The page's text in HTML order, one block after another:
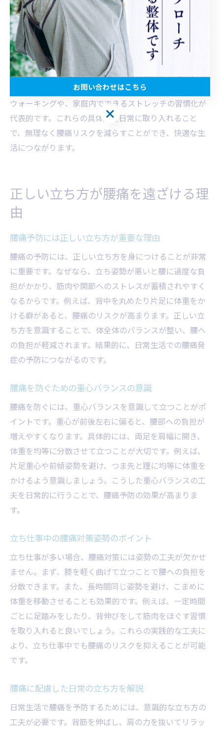
松田町発の腰痛予防アイデアを紹介
松田町独自の腰痛予防アイデアとして、地域生活に合っ
たセルフケア方法が提案されています。なぜなら、地域
の特性や住民の生活リズムに合わせた工夫が、継続的な
予防に役立つからです。例えば、散歩コースを活用した
ウォーキングや、家庭内でできるストレッチの習慣化が
代表的です。これらの具体策を日常に取り入れること
で、無理なく腰痛リスクを減らすことができ、快適な生
活につながります。
正しい立ち方が腰痛を遠ざける理
由
腰痛予防には正しい立ち方が重要な理由
腰痛の予防には、正しい立ち方を身につけることが非常
に重要です。なぜなら、立ち姿勢が悪いと腰に過度な負
担がかかり、筋肉や関節へのストレスが蓄積されやすく
なるからです。例えば、背中を丸めたり片足に体重をか
ける癖があると、腰痛のリスクが高まります。正しい立
ち方を意識することで、体全体のバランスが整い、腰へ
の負担が軽減されます。結果的に、日常生活での腰痛発
症の予防につながるのです。
腰痛を防ぐための重心バランスの意識
腰痛を防ぐには、重心バランスを意識して立つことがポ
イントです。重心が前後左右に偏ると、腰部への負担が
増えやすくなります。具体的には、両足を肩幅に開き、
体重を均等に分散させて立つことが大切です。例えば、
片足重心や前傾姿勢を避け、つま先と踵に均等に体重を
かけるよう意識しましょう。こうした重心バランスの工
夫を日常的に行うことで、腰痛予防の効果が高まりま
す。
立ち仕事中の腰痛対策姿勢のポイント
立ち仕事が多い場合、腰痛対策には姿勢の工夫が欠かせ
ません。まず、膝を軽く曲げて立つことで腰への負担を
分散できます。また、長時間同じ姿勢を避け、こまめに
体重を移動させることも効果的です。例えば、一定時間
ごとに足踏みをしたり、背伸びをして筋肉をほぐす習慣
を取り入れると良いでしょう。これらの実践的な工夫に
より、立ち仕事中でも腰痛のリスクを抑えることが可能
です。
腰痛に配慮した日常の立ち方を解説
日常生活で腰痛を予防するためには、意識的な立ち方の
工夫が必要です。背筋を伸ばし、肩の力を抜いてリラッ
お問い合わせはこちら
お問い合わせはこちら